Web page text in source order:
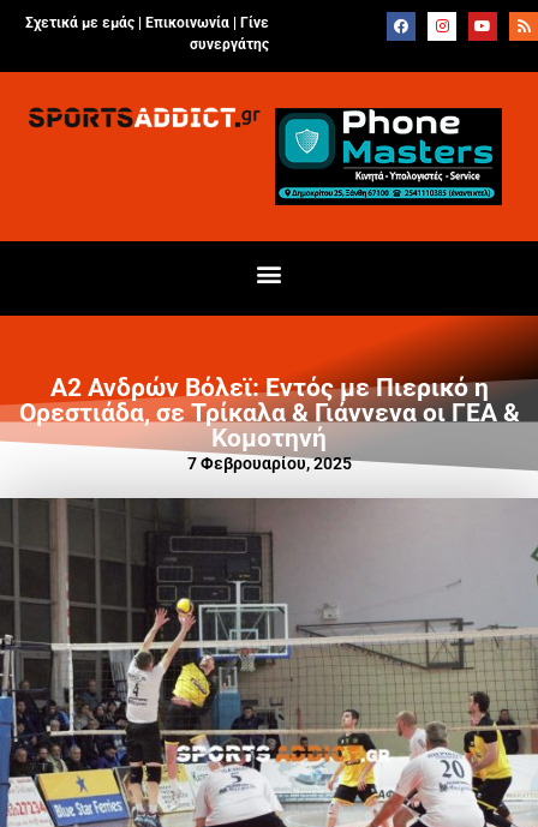
Σχετικά με εμάς | Επικοινωνία
Γίνε
συνεργάτης
Α2 Ανδρών Βόλεϊ: Εντός με Πιερικό η
Ορεστιάδα, σε Τρίκαλα & Γιάννενα οι ΓΕΑ &
Κομοτηνή
7 Φεβρουαρίου, 2025